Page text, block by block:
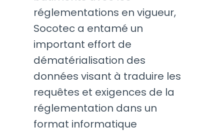
réglementations en vigueur,
Socotec a entamé un
important effort de
dématérialisation des
données visant à traduire les
requêtes et exigences de la
réglementation dans un
format informatique